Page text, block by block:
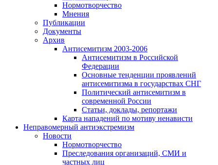
Нормотворчество
Мнения
Публикации
Документы
Архив
Антисемитизм 2003-2006
Антисемитизм в Российской
Федерации
Основные тенденции проявлений
антисемитизма в государствах СНГ
Политический антисемитизм в
современной России
Статьи, доклады, репортажи
Карта нападений по мотиву ненависти
Неправомерный антиэкстремизм
Новости
Нормотворчество
Преследования организаций, СМИ и
частных лиц